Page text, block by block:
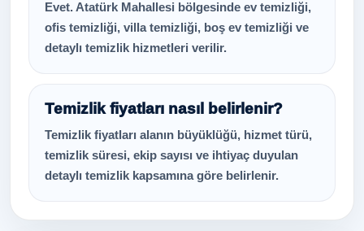
Evet. Atatürk Mahallesi bölgesinde ev temizliği,
ofis temizliği, villa temizliği, boş ev temizliği ve
detaylı temizlik hizmetleri verilir.
Temizlik fiyatları nasıl belirlenir?
Temizlik fiyatları alanın büyüklüğü, hizmet türü,
temizlik süresi, ekip sayısı ve ihtiyaç duyulan
detaylı temizlik kapsamına göre belirlenir.